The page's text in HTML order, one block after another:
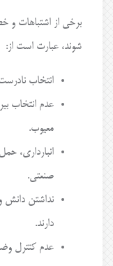
برخی از اشتباهات و
شوند، عبارت است از:
انتخاب
عدم انتخاب
معیوب.
انبارداری،
صنعتی.
نداشتن دانش
دارند.
عدم کنترل